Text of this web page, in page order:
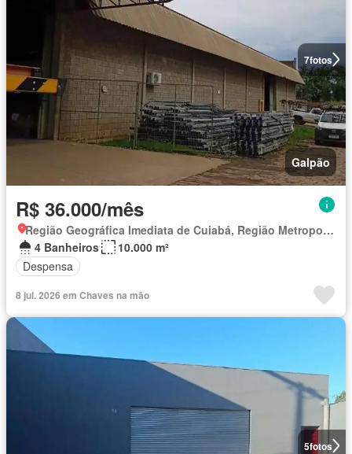
7fotos
Galpão
R$ 36.000/mês
Região Geográfica Imediata de Cuiabá, Região Metropolitana do Vale do Rio Cuiabá
4 Banheiros
10.000 m²
Despensa
8 jul. 2026 em Chaves na mão
5fotos